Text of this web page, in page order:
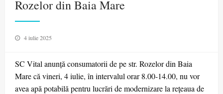
Rozelor din Baia Mare
Posted
4 iulie 2025
SC Vital anunţă consumatorii de pe str. Rozelor din Baia
Mare că vineri, 4 iulie, în intervalul orar 8.00-14.00, nu vor
avea apă potabilă pentru lucrări de modernizare la rețeaua de